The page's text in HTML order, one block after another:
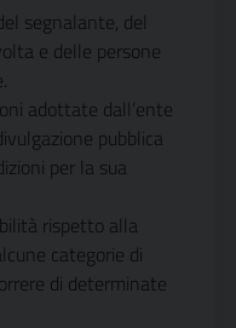
segnalante, del
e delle persone
adottate dall’ente
pubblica
per la sua
rispetto alla
categorie di
di determinate